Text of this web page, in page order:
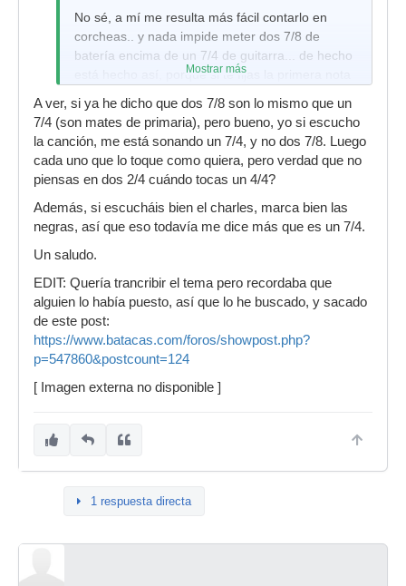
No sé, a mí me resulta más fácil contarlo en
corcheas.. y nada impide meter dos 7/8 de
batería encima de un 7/4 de guitarra... de hecho
está hecho así, porque si te fijas la primera nota
guitarra...
Mostrar más
A ver, si ya he dicho que dos 7/8 son lo mismo que un
7/4 (son mates de primaria), pero bueno, yo si escucho
la canción, me está sonando un 7/4, y no dos 7/8. Luego
cada uno que lo toque como quiera, pero verdad que no
piensas en dos 2/4 cuándo tocas un 4/4?
Además, si escucháis bien el charles, marca bien las
negras, así que eso todavía me dice más que es un 7/4.
Un saludo.
EDIT: Quería trancribir el tema pero recordaba que
alguien lo había puesto, así que lo he buscado, y sacado
de este post:
https://www.batacas.com/foros/showpost.php?
p=547860&postcount=124
[ Imagen externa no disponible ]
1 respuesta directa